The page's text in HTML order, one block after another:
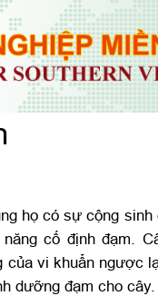
họ có sự cộng
cố định đạm.
của vi khuẩn ngược
dưỡng đạm cho cây.